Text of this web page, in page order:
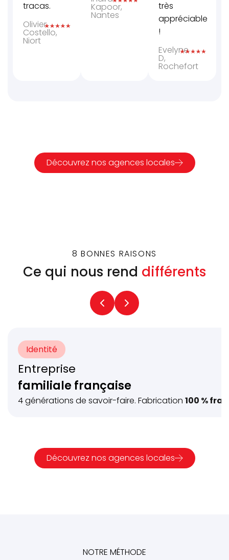
tracas.
Olivier
Costello,
Niort
Kapoor,
Nantes
très
appréciable
!
Evelyne
D,
Rochefort
Découvrez nos agences locales
8 BONNES RAISONS
Ce qui nous rend différents
Identité
Entreprise
familiale française
4 générations de savoir-faire. Fabrication 100 %
Découvrez nos agences locales
NOTRE MÉTHODE